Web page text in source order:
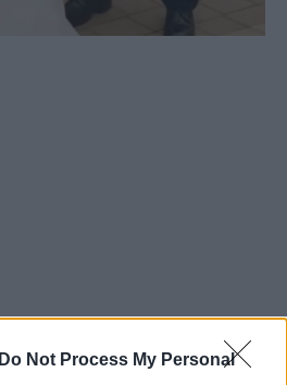
Do Not Process My Personal